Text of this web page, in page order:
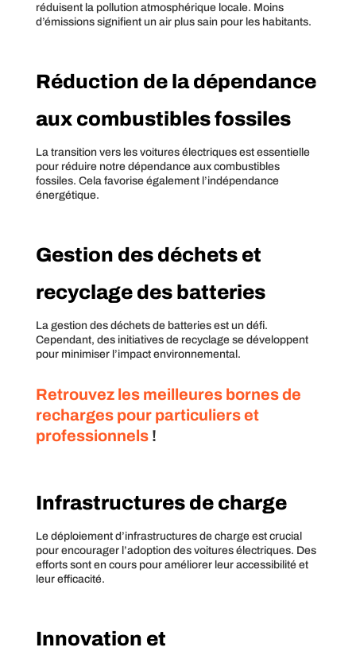
réduisent la pollution atmosphérique locale. Moins
d’émissions signifient un air plus sain pour les habitants.
Réduction de la dépendance
aux combustibles fossiles
La transition vers les voitures électriques est essentielle
pour réduire notre dépendance aux combustibles
fossiles. Cela favorise également l’indépendance
énergétique.
Gestion des déchets et
recyclage des batteries
La gestion des déchets de batteries est un défi.
Cependant, des initiatives de recyclage se développent
pour minimiser l’impact environnemental.
Retrouvez les meilleures bornes de
recharges pour particuliers et
professionnels!
Infrastructures de charge
Le déploiement d’infrastructures de charge est crucial
pour encourager l’adoption des voitures électriques. Des
efforts sont en cours pour améliorer leur accessibilité et
leur efficacité.
Innovation et